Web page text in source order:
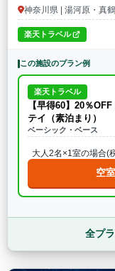
神奈川県 | 湯河原・真鶴
楽天トラベル
この施設のプラン例
楽天トラベル
【早得60】20％
テイ（素泊まり）
ベーシック・ベース
大人2名×1室の場合(
空
全プ